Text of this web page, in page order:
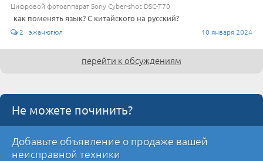
Цифровой фотоаппарат Sony Cyber-shot DSC-T70
как поменять язык? С китайского на русский?
2 эжанюгюл 10 января 2024
перейти к обсуждениям
Не можете починить?
Добавьте объявление о продаже вашей
неисправной техники